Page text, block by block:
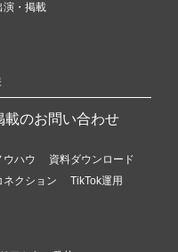
演・掲載
載のお問い合わせ
ウハウ
資料ダウンロード
ネクション
TikTok運用